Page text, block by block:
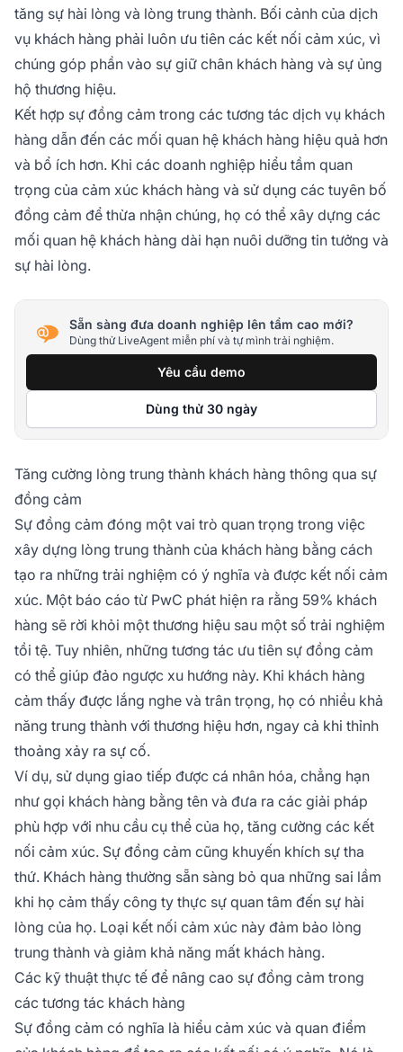
tăng sự hài lòng và lòng trung thành. Bối cảnh của dịch
vụ khách hàng phải luôn ưu tiên các kết nối cảm xúc, vì
chúng góp phần vào sự giữ chân khách hàng và sự ủng
hộ thương hiệu.
Kết hợp sự đồng cảm trong các tương tác dịch vụ khách
hàng dẫn đến các mối quan hệ khách hàng hiệu quả hơn
và bổ ích hơn. Khi các doanh nghiệp hiểu tầm quan
trọng của cảm xúc khách hàng và sử dụng các tuyên bố
đồng cảm để thừa nhận chúng, họ có thể xây dựng các
mối quan hệ khách hàng dài hạn nuôi dưỡng tin tưởng và
sự hài lòng.
Sẵn sàng đưa doanh nghiệp lên tầm cao mới?
Dùng thử LiveAgent miễn phí và tự mình trải nghiệm.
Yêu cầu demo
Dùng thử 30 ngày
Tăng cường lòng trung thành khách hàng thông qua sự
đồng cảm
Sự đồng cảm đóng một vai trò quan trọng trong việc
xây dựng lòng trung thành của khách hàng bằng cách
tạo ra những trải nghiệm có ý nghĩa và được kết nối cảm
xúc. Một báo cáo từ PwC phát hiện ra rằng 59% khách
hàng sẽ rời khỏi một thương hiệu sau một số trải nghiệm
tồi tệ. Tuy nhiên, những tương tác ưu tiên sự đồng cảm
có thể giúp đảo ngược xu hướng này. Khi khách hàng
cảm thấy được lắng nghe và trân trọng, họ có nhiều khả
năng trung thành với thương hiệu hơn, ngay cả khi thỉnh
thoảng xảy ra sự cố.
Ví dụ, sử dụng giao tiếp được cá nhân hóa, chẳng hạn
như gọi khách hàng bằng tên và đưa ra các giải pháp
phù hợp với nhu cầu cụ thể của họ, tăng cường các kết
nối cảm xúc. Sự đồng cảm cũng khuyến khích sự tha
thứ. Khách hàng thường sẵn sàng bỏ qua những sai lầm
khi họ cảm thấy công ty thực sự quan tâm đến sự hài
lòng của họ. Loại kết nối cảm xúc này đảm bảo lòng
trung thành và giảm khả năng mất khách hàng.
Các kỹ thuật thực tế để nâng cao sự đồng cảm trong
các tương tác khách hàng
Sự đồng cảm có nghĩa là hiểu cảm xúc và quan điểm